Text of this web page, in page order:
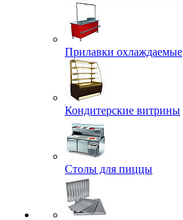
Прилавки охлаждаемые
Кондитерские витрины
Столы для пиццы